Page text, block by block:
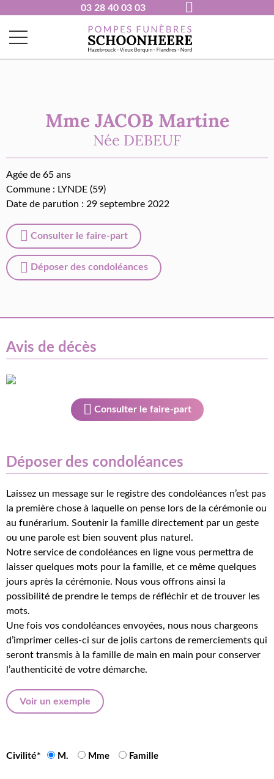
03 28 40 03 03
Mme JACOB Martine
Née DEBEUF
Agée de 65 ans
Commune : LYNDE (59)
Date de parution : 29 septembre 2022
Consulter le faire-part
Déposer des condoléances
Avis de décès
Consulter le faire-part
Déposer des condoléances
Laissez un message sur le registre des condoléances n’est pas
la première chose à laquelle on pense lors de la cérémonie ou
au funérarium. Soutenir la famille directement par un geste
ou une parole est bien souvent plus naturel.
Notre service de condoléances en ligne vous permettra de
laisser quelques mots pour la famille, et ce même quelques
jours après la cérémonie. Nous vous offrons ainsi la
possibilité de prendre le temps de réfléchir et de trouver les
mots.
Une fois vos condoléances envoyées, nous nous chargeons
d’imprimer celles-ci sur de jolis cartons de remerciements qui
seront transmis à la famille de main en main pour conserver
l’authenticité de votre démarche.
Voir un exemple
Civilité* M. Mme Famille